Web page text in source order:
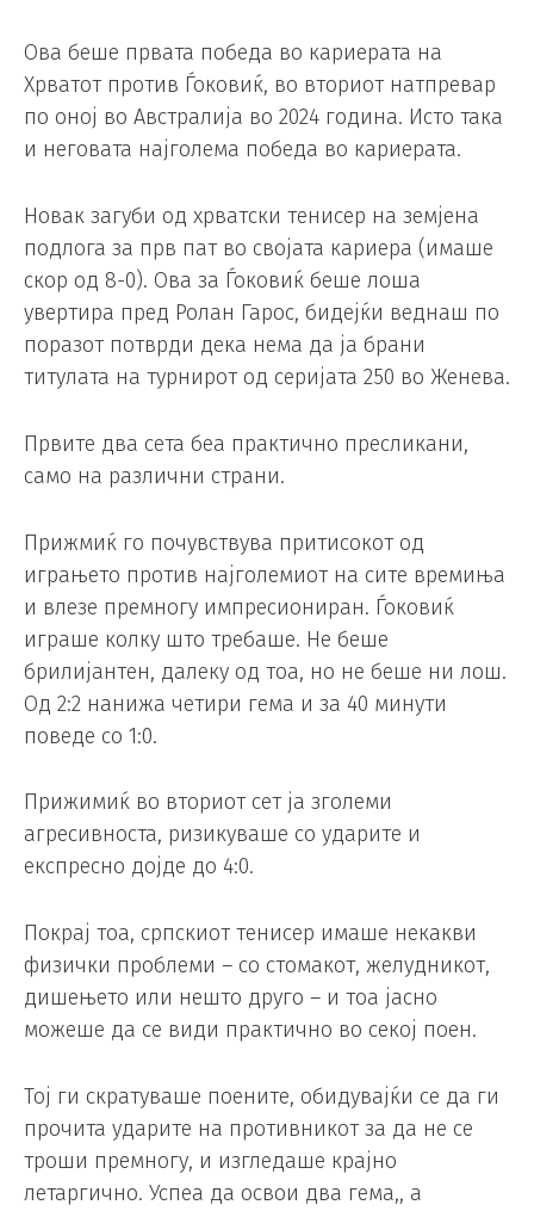
Ова беше првата победа во кариерата на
Хрватот против Ѓоковиќ, во вториот натпревар
по оној во Австралија во 2024 година. Исто така
и неговата најголема победа во кариерата.
Новак загуби од хрватски тенисер на земјена
подлога за прв пат во својата кариера (имаше
скор од 8-0). Ова за Ѓоковиќ беше лоша
увертира пред Ролан Гарос, бидејќи веднаш по
поразот потврди дека нема да ја брани
титулата на турнирот од серијата 250 во Женева.
Првите два сета беа практично пресликани,
само на различни страни.
Прижмиќ го почувствува притисокот од
играњето против најголемиот на сите времиња
и влезе премногу импресиониран. Ѓоковиќ
играше колку што требаше. Не беше
брилијантен, далеку од тоа, но не беше ни лош.
Од 2:2 нанижа четири гема и за 40 минути
поведе со 1:0.
Прижимиќ во вториот сет ја зголеми
агресивноста, ризикуваше со ударите и
експресно дојде до 4:0.
Покрај тоа, српскиот тенисер имаше некакви
физички проблеми – со стомакот, желудникот,
дишењето или нешто друго – и тоа јасно
можеше да се види практично во секој поен.
Тој ги скратуваше поените, обидувајќи се да ги
прочита ударите на противникот за да не се
троши премногу, и изгледаше крајно
летаргично. Успеа да освои два гема,, а